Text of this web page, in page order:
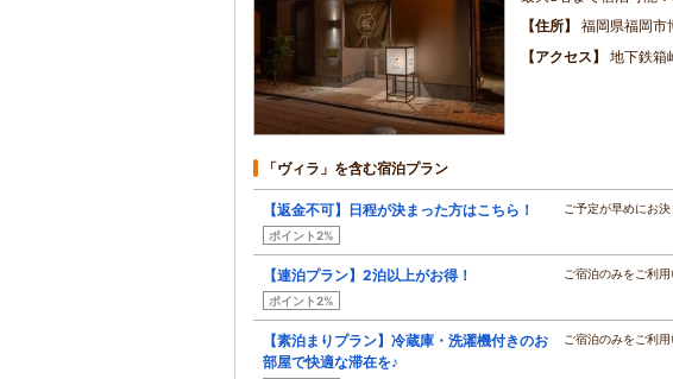
住所
福岡県福岡市
アクセス
地下鉄箱
「ヴィラ」を含む宿泊プラン
【返金不可】日程が決まった方はこちら！
ポイント2%
ご予定が早めにお決
【連泊プラン】2泊以上がお得！
ポイント2%
ご宿泊のみをご利用
【素泊まりプラン】冷蔵庫・洗濯機付きのお
部屋で快適な滞在を♪
ご宿泊のみをご利用